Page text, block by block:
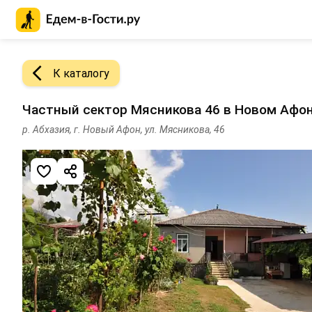
К каталогу
Частный сектор Мясникова 46 в Новом
р. Абхазия, г. Новый Афон, ул. Мясникова, 46